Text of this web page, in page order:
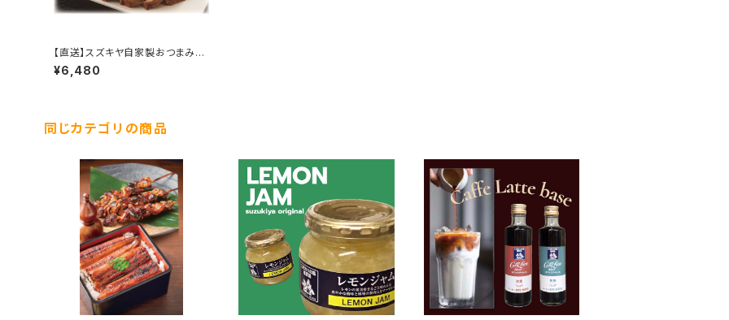
【直送】スズキヤ自家製おつまみ煮
豚セット
¥6,480
同じカテゴリの商品